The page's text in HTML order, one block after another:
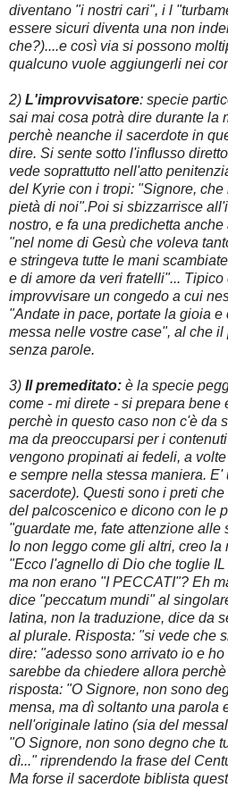
diventano "i nostri cari", i l
essere sicuri diventa una non
che?)....e così via si possono
qualcuno vuole aggiungerli nei
2) L'improvvisatore: specie
sai mai cosa potrà dire durante la
perchè neanche il sacerdote in
dire. Si sente sotto l'influsso
vede soprattutto nell'atto
del Kyrie con i tropi: "Signore,
pietà di noi".Poi si sbizzarrisce
nostro, e fa una predichetta
"nel nome di Gesù che voleva
e stringeva tutte le mani
e di amore da veri fratelli"...
improvvisare un congedo a cui
"Andate in pace, portate la gioia e
messa nelle vostre case", al che
senza parole.
3) Il premeditato: è la specie
come - mi direte - si prepara bene
perchè in questo caso non c'è da
ma da preoccuparsi per i
vengono propinati ai fedeli, a
e sempre nella stessa maniera. E'
sacerdote). Questi sono i preti
del palcoscenico e dicono con le
"guardate me, fate attenzione alle
Io non leggo come gli altri, creo
"Ecco l'agnello di Dio che toglie
ma non erano "I PECCATI"? Eh
dice "peccatum mundi" al
latina, non la traduzione, dice da
al plurale. Risposta: "si vede che
dire: "adesso sono arrivato io e
sarebbe da chiedere allora
risposta: "O Signore, non sono
mensa, ma dì soltanto una parola
nell'originale latino (sia del
"O Signore, non sono degno che
dì..." riprendendo la frase del
Ma forse il sacerdote biblista